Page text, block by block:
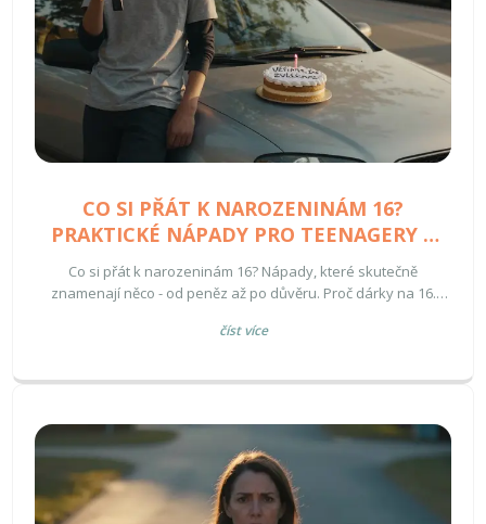
CO SI PŘÁT K NAROZENINÁM 16?
PRAKTICKÉ NÁPADY PRO TEENAGERY V
ČESKU
Co si přát k narozeninám 16? Nápady, které skutečně
znamenají něco - od peněz až po důvěru. Proč dárky na 16.
číst více